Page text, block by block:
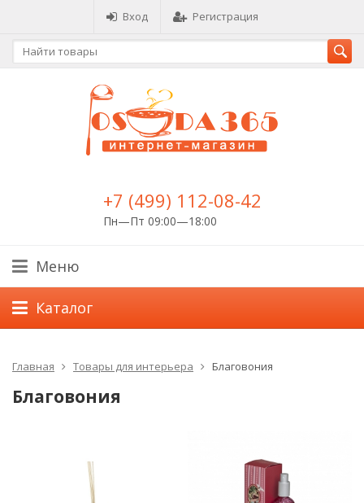
Вход Регистрация
+7 (499) 112-08-42
Пн—Пт 09:00—18:00
Меню
Каталог
Главная Товары для интерьера Благовония
Благовония